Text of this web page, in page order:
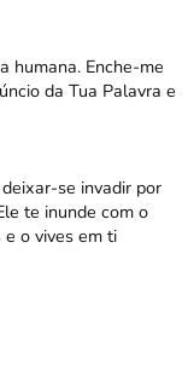
humana. Enche-me
da Tua Palavra e
se invadir por
te inunde com o
o vives em ti